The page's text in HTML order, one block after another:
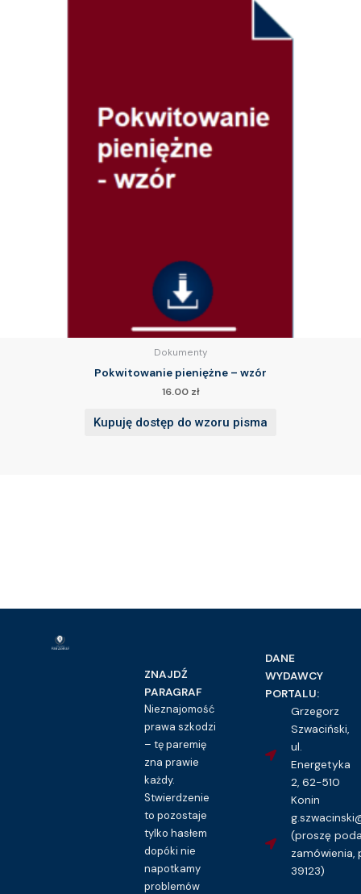
Dokumenty
Pokwitowanie pieniężne – wzór
16.00 zł
Kupuję dostęp do wzoru pisma
ZNAJDŹ
PARAGRAF
Nieznajomość
prawa szkodzi
– tę paremię
zna prawie
każdy.
Stwierdzenie
to pozostaje
tylko hasłem
dopóki nie
napotkamy
problemów
DANE
WYDAWCY
PORTALU:
Grzegorz
Szwaciński,
ul.
Energetyka
2, 62-510
Konin
(proszę
zamówienia,
39123)